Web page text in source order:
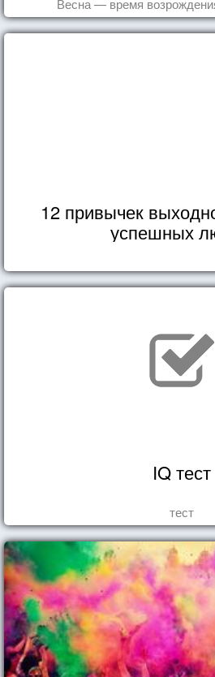
Весна — время
12 привычек
успешных
IQ тест
тест